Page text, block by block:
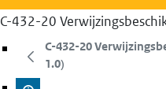
C-432-20
C-432-20
1.0)